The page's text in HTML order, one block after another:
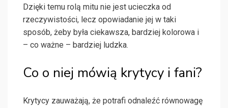
Dzięki temu rolą mitu nie jest ucieczka od
rzeczywistości, lecz opowiadanie jej w taki
sposób, żeby była ciekawsza, bardziej kolorowa i
– co ważne – bardziej ludzka.
Co o niej mówią krytycy i fani?
Krytycy zauważają, że potrafi odnaleźć równowagę